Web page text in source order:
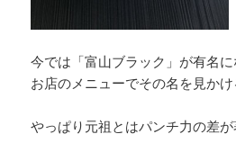
今では「富山ブラック」が有名
お店のメニューでその名を見かけ
やっぱり元祖とはパンチ力の差が